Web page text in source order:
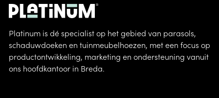
Platinum is dé specialist op het gebied van parasols,
schaduwdoeken en tuinmeubelhoezen, met een focus op
productontwikkeling, marketing en ondersteuning vanuit
ons hoofdkantoor in Breda.